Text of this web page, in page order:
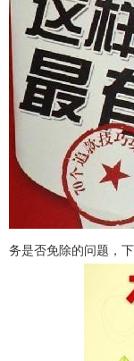
务是否免除的问题，